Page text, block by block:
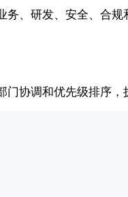
、研发、安全、合
协调和优先级排序，